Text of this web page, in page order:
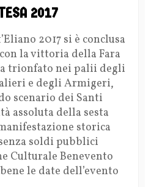
2017
2017 si è conclusa
la vittoria della Fara
trionfato nei palii degli
e degli Armigeri,
scenario dei Santi
assoluta della sesta
storica
soldi pubblici
Culturale Benevento
le date dell’evento